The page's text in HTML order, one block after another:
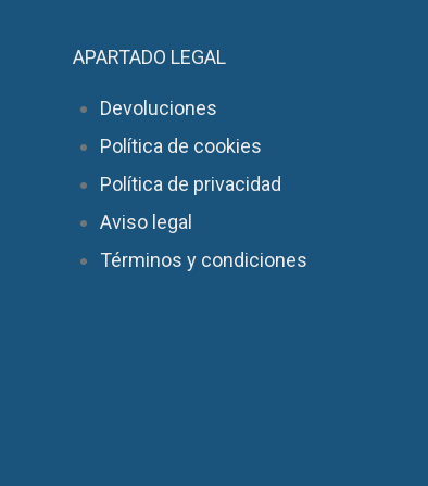
APARTADO LEGAL
Devoluciones
Política de cookies
Política de privacidad
Aviso legal
Términos y condiciones